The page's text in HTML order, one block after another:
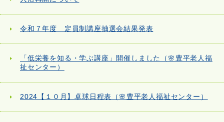
令和７年度 定員制講座抽選会結果発表
「低栄養を知る・学ぶ講座」開催しました（🌸豊平老人福
祉センター）
2024【１０月】卓球日程表（🌸豊平老人福祉センター）